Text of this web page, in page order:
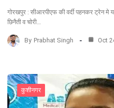
गोरखपुर : सीआरपीएफ की वर्दी पहनकर ट्रेन मे
छिनैती व चोरी…
By Prabhat Singh Oct
कुशीनगर